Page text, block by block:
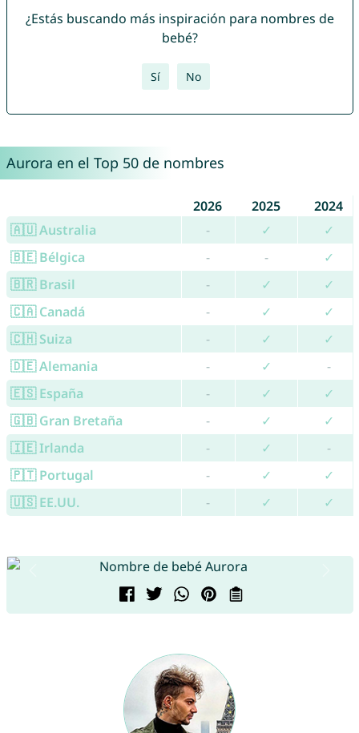
¿Estás buscando más inspiración para nombres de
bebé?
Sí No
Aurora en el Top 50 de nombres
2026 2025
2024
🇦🇺 Australia
- ✓
✓
🇧🇪 Bélgica
- -
✓
🇧🇷 Brasil
- ✓
✓
🇨🇦 Canadá
- ✓
✓
🇨🇭 Suiza
- ✓
✓
🇩🇪 Alemania
- ✓
-
🇪🇸 España
- ✓
✓
🇬🇧 Gran Bretaña
- ✓
✓
🇮🇪 Irlanda
- ✓
-
🇵🇹 Portugal
- ✓
✓
🇺🇸 EE.UU.
- ✓ ✓